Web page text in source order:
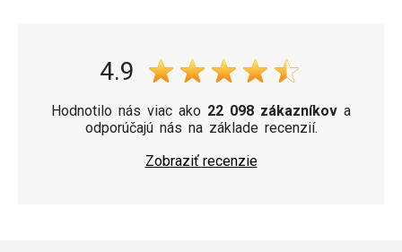
4.9
Hodnotilo nás viac ako 22 098 zákazníkov a
odporúčajú nás na základe recenzií.
Zobraziť recenzie